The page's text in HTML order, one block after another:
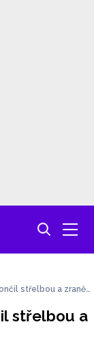
střelbou a zranění
střelbou a